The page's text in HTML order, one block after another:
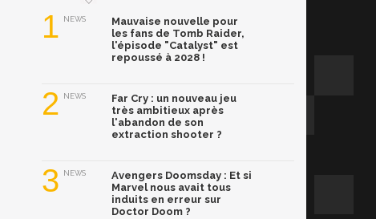
1 NEWS
Mauvaise nouvelle pour
les fans de Tomb Raider,
l'épisode "Catalyst" est
repoussé à 2028 !
2 NEWS
Far Cry : un nouveau jeu
très ambitieux après
l'abandon de son
extraction shooter ?
3 NEWS
Avengers Doomsday : Et si
Marvel nous avait tous
induits en erreur sur
Doctor Doom ?